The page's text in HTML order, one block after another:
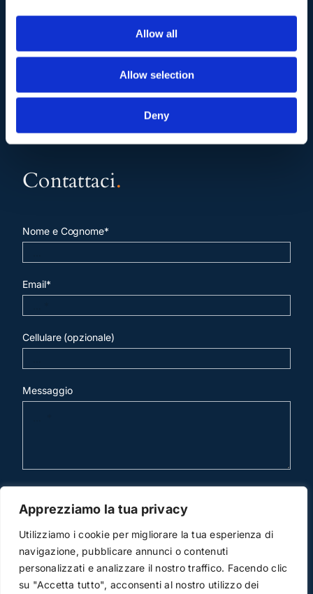
Allow all
Allow selection
Deny
Apprezziamo la tua privacy
Utilizziamo i cookie per migliorare la tua esperienza di
navigazione, pubblicare annunci o contenuti
personalizzati e analizzare il nostro traffico. Facendo clic
su "Accetta tutto", acconsenti al nostro utilizzo dei
Contattaci.
Nome e Cognome*
Email*
Cellulare (opzionale)
Messaggio
invia mail